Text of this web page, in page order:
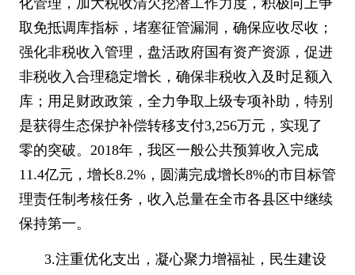
化管理，加大税收清欠挖潜工作力度，积极向上争
取免抵调库指标，堵塞征管漏洞，确保应收尽收；
强化非税收入管理，盘活政府国有资产资源，促进
非税收入合理稳定增长，确保非税收入及时足额入
库；用足财政政策，全力争取上级专项补助，特别
是获得生态保护补偿转移支付3,256万元，实现了
零的突破。 2018年，我区一般公共预算收入完成
11.4亿元，增长8.2%，圆满完成增长8%的市目标管
理责任制考核任务，收入总量在全市各县区中继续
保持第一。
3.注重优化支出，凝心聚力增福祉，民生建设